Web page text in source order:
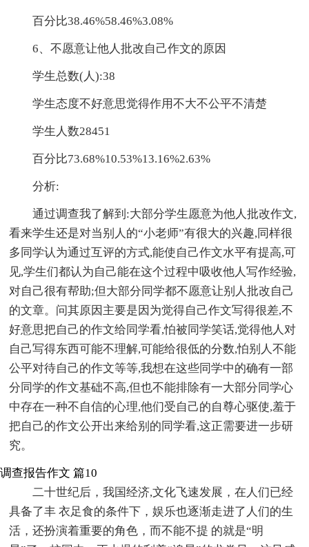
百分比38.46%58.46%3.08%
6、不愿意让他人批改自己作文的原因
学生总数(人):38
学生态度不好意思觉得作用不大不公平不清楚
学生人数28451
百分比73.68%10.53%13.16%2.63%
分析:
通过调查我了解到:大部分学生愿意为他人批改作文,
看来学生还是对当别人的“小老师”有很大的兴趣,同样很
多同学认为通过互评的方式,能使自己作文水平有提高,可
见,学生们都认为自己能在这个过程中吸收他人写作经验,
对自己很有帮助;但大部分同学都不愿意让别人批改自己
的文章。问其原因主要是因为觉得自己作文写得很差,不
好意思把自己的作文给同学看,怕被同学笑话,觉得他人对
自己写得东西可能不理解,可能给很低的分数,怕别人不能
公平对待自己的作文等等,我想在这些同学中的确有一部
分同学的作文基础不高,但也不能排除有一大部分同学心
中存在一种不自信的心理,他们受自己的自尊心驱使,羞于
把自己的作文公开出来给别的同学看,这正需要进一步研
究。
调查报告作文 篇10
二十世纪后，我国经济,文化飞速发展，在人们已经
具备了丰 衣足食的条件下，娱乐也逐渐走进了人们的生
活，还扮演着重要的角色，而不能不提 的就是“明